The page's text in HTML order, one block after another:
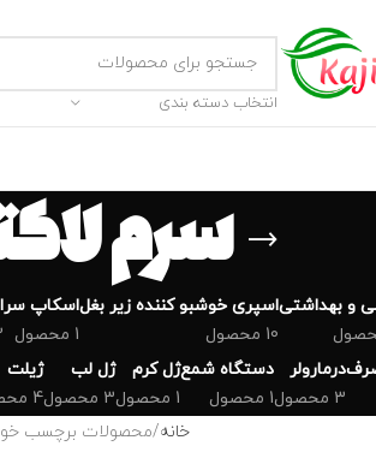
انتخاب دسته بندی
سرم لاکتیک
و بهداشتیاسپری خوشبو کننده زیر بغل
10 محصول
اسکاپ سر
1 محصول
2
درمارولر
3 محصول
دستگاه شمع
1 محصول
ژل کرم
1 محصول
ژل لب
3 محصول
ژیلت
4 محصول
خانه محصولات برچسب خورده